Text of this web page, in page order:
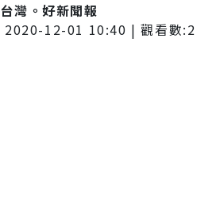
台灣。好新聞報
2020-12-01 10:40 | 觀看數:2